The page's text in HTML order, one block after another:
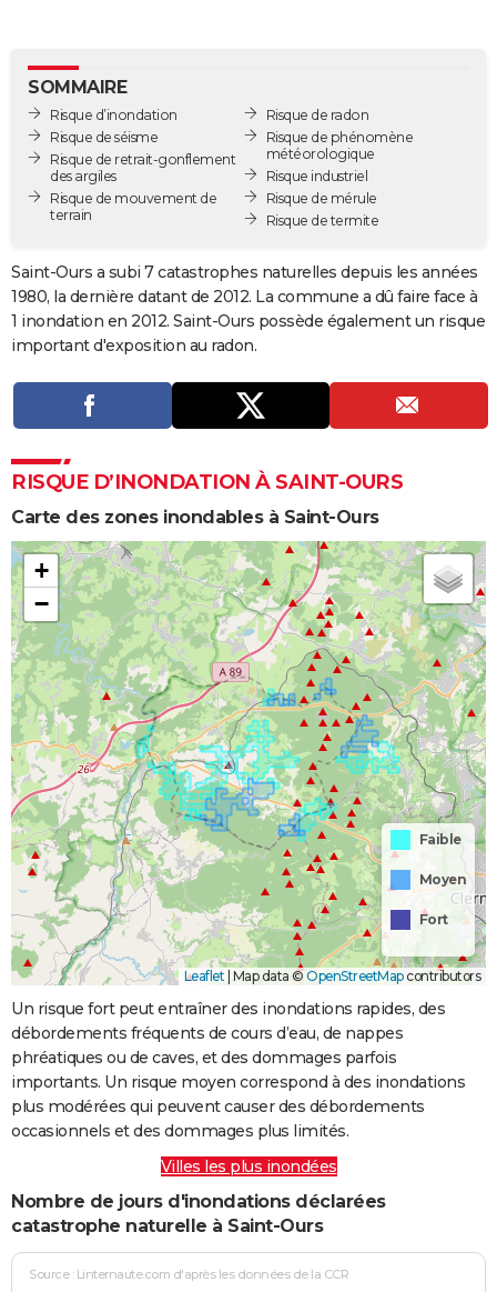
GUIDES D'ACHAT
BONS PLANS
CARTE DE VOEUX
Carte de Noël
Carte Bonne année
Carte Saint-Valentin
Carte Pâques
Carte d'anniversaire
DICTIONNAIRE
COPAINS D'AVANT
S'inscrire
Se connecter
Lycées
Collèges
Primaires
Universités
Entreprises
Service militaire
Avis de recherche
AVIS DE DÉCÈS
FORUM
Bricolage
Lifestyle
Culture
Sport
Auto
Television
Voyage
Cinema
SOMMAIRE
Risque d’inondation
Risque de séisme
Risque de retrait-gonflement
des argiles
Risque de mouvement de
terrain
Risque de radon
Risque de phénomène
météorologique
Risque industriel
Risque de mérule
Risque de termite
Saint-Ours a subi 7 catastrophes naturelles depuis les années
1980, la dernière datant de 2012. La commune a dû faire face à
1 inondation en 2012. Saint-Ours possède également un risque
important d'exposition au radon.
RISQUE D’INONDATION À SAINT-OURS
Carte des zones inondables à Saint-Ours
+
−
Faible
Moyen
Fort
Leaflet | Map data ©OpenStreetMapcontributors
Un risque fort peut entraîner des inondations rapides, des
débordements fréquents de cours d’eau, de nappes
phréatiques ou de caves, et des dommages parfois
importants. Un risque moyen correspond à des inondations
plus modérées qui peuvent causer des débordements
occasionnels et des dommages plus limités.
Villes les plus inondées
Nombre de jours d'inondations déclarées
catastrophe naturelle à Saint-Ours
Source : Linternaute.com d'après les données de la CCR